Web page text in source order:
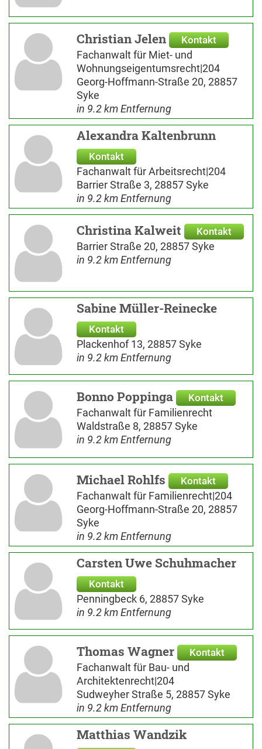
Christian Jelen Kontakt
Fachanwalt für Miet- und
Wohnungseigentumsrecht|204
Georg-Hoffmann-Straße 20, 28857
Syke
in 9.2 km Entfernung
Alexandra Kaltenbrunn
Kontakt
Fachanwalt für Arbeitsrecht|204
Barrier Straße 3, 28857 Syke
in 9.2 km Entfernung
Christina Kalweit Kontakt
Barrier Straße 20, 28857 Syke
in 9.2 km Entfernung
Sabine Müller-Reinecke
Kontakt
Plackenhof 13, 28857 Syke
in 9.2 km Entfernung
Bonno Poppinga Kontakt
Fachanwalt für Familienrecht
Waldstraße 8, 28857 Syke
in 9.2 km Entfernung
Michael Rohlfs Kontakt
Fachanwalt für Familienrecht|204
Georg-Hoffmann-Straße 20, 28857
Syke
in 9.2 km Entfernung
Carsten Uwe Schuhmacher
Kontakt
Penningbeck 6, 28857 Syke
in 9.2 km Entfernung
Thomas Wagner Kontakt
Fachanwalt für Bau- und
Architektenrecht|204
Sudweyher Straße 5, 28857 Syke
in 9.2 km Entfernung
Matthias Wandzik